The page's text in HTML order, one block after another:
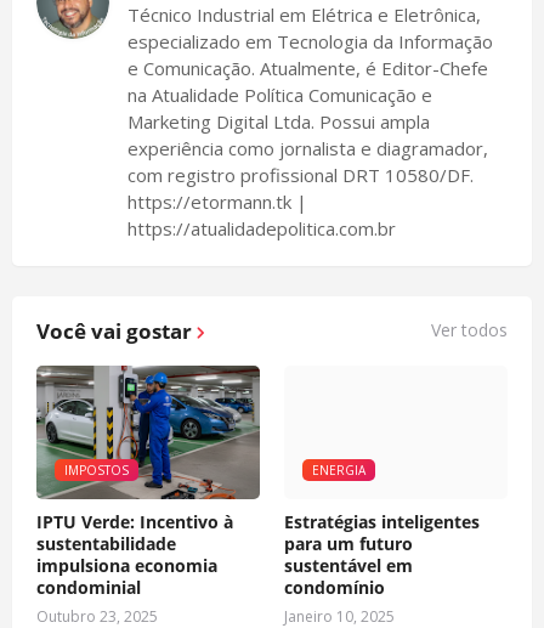
Técnico Industrial em Elétrica e Eletrônica,
especializado em Tecnologia da Informação
e Comunicação. Atualmente, é Editor-Chefe
na Atualidade Política Comunicação e
Marketing Digital Ltda. Possui ampla
experiência como jornalista e diagramador,
com registro profissional DRT 10580/DF.
https://etormann.tk |
https://atualidadepolitica.com.br
Você vai gostar Ver todos
IMPOSTOS
IPTU Verde: Incentivo à
sustentabilidade
impulsiona economia
condominial
Outubro 23, 2025
ENERGIA
Estratégias inteligentes
para um futuro
sustentável em
condomínio
Janeiro 10, 2025